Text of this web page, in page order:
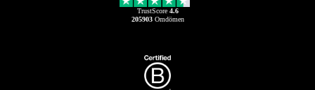
TrustScore 4.6
205903Omdömen